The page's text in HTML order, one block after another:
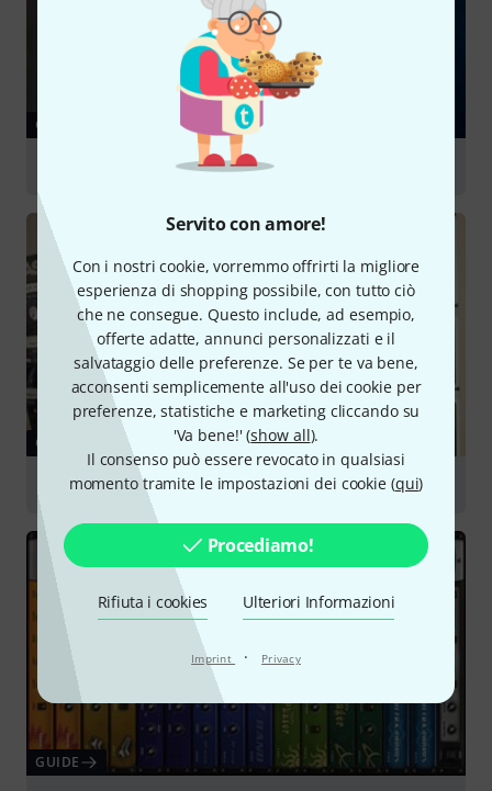
Servito con amore!
Con i nostri cookie, vorremmo offrirti la migliore
esperienza di shopping possibile, con tutto ciò
che ne consegue. Questo include, ad esempio,
offerte adatte, annunci personalizzati e il
salvataggio delle preferenze. Se per te va bene,
acconsenti semplicemente all'uso dei cookie per
preferenze, statistiche e marketing cliccando su
'Va bene!' (show all).
Il consenso può essere revocato in qualsiasi
momento tramite le impostazioni dei cookie (qui)
Procediamo!
Rifiuta i cookies Ulteriori Informazioni
Imprint · Privacy
GUIDE
GUIDE
I plug-in
GUIDE